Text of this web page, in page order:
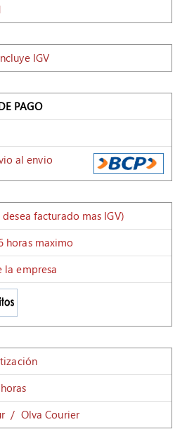
IGV
PAGO
al envio
facturado mas IGV)
horas maximo
la empresa
/ Olva Courier